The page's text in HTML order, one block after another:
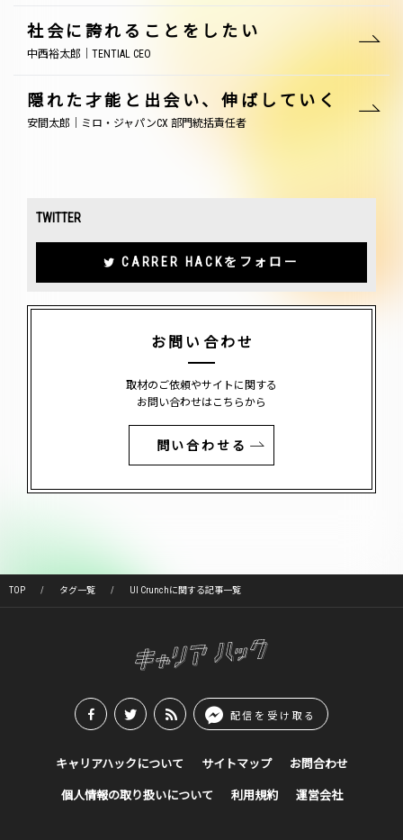
社会に誇れることをしたい
中西裕太郎｜TENTIAL CEO
隠れた才能と出会い、伸ばしていく
安間太郎｜ミロ・ジャパンCX 部門統括責任者
TWITTER
CARRER HACKをフォロー
お問い合わせ
取材のご依頼やサイトに関する
お問い合わせはこちらから
問い合わせる
TOP タグ一覧 UI Crunchに関する記事一覧
配信を受け取る
キャリアハックについて サイトマップ お問合わせ
個人情報の取り扱いについて 利用規約 運営会社